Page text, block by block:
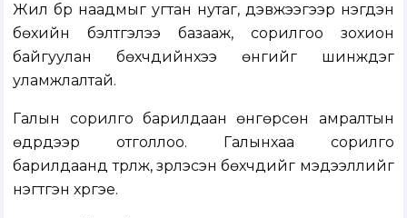
Жил бүр наадмыг угтан нутаг, дэвжээгээр нэгдэн
бөхийн бэлтгэлээ базааж, сорилгоо зохион
байгуулан бөхчүүдийнхээ өнгийг шинждэг
уламжлалтай.
Галын сорилго барилдаан өнгөрсөн амралтын
өдрүүдээр отголлоо. Галынхаа сорилго
барилдаанд түрүүлж, үзүүрлэсэн бөхчүүдийг мэдээллийг
нэгтгэн хүргэе.